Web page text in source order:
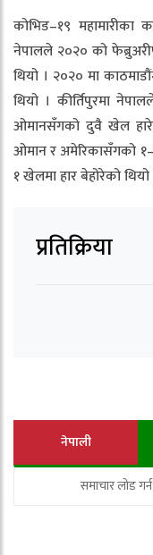
कोभिड–१९ महामारीका
नेपालले २०२० को
थियो । २०२० मा
थियो । कीर्तिपुरमा
ओमानसँगको दुवै खेल
ओमान र अमेरिकासँगको
१ खेलमा हार बेहोरेको थियो
प्रतिक्रिया
नेपाली
समाचार लोड